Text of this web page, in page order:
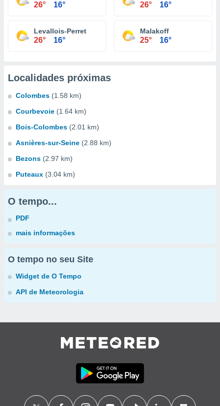
26° 16° 26° 16°
Levallois-Perret
26° 16°
Malakoff
25° 16°
Localidades próximas
Colombes (1.58 km)
Courbevoie (1.64 km)
Bois-Colombes (2.01 km)
Asnières-sur-Seine (2.88 km)
Bezons (2.97 km)
Puteaux (3.04 km)
O tempo...
PDF
mais informações
O tempo no seu Site
Widget de O Tempo
API de Meteorologia